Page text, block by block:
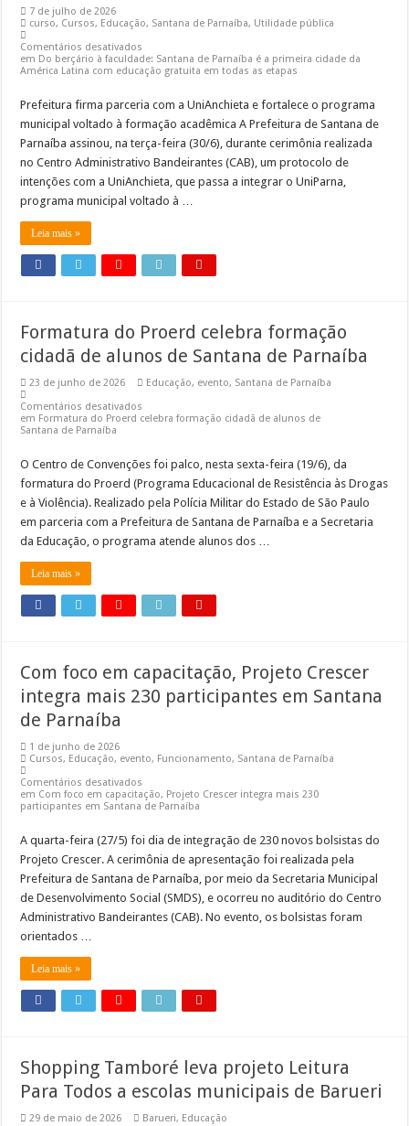
7 de julho de 2026
curso, Cursos, Educação, Santana de Parnaíba, Utilidade pública
Comentários desativados
em Do berçário à faculdade: Santana de Parnaíba é a primeira cidade da
América Latina com educação gratuita em todas as etapas
Prefeitura firma parceria com a UniAnchieta e fortalece o programa
municipal voltado à formação acadêmica A Prefeitura de Santana de
Parnaíba assinou, na terça-feira (30/6), durante cerimônia realizada
no Centro Administrativo Bandeirantes (CAB), um protocolo de
intenções com a UniAnchieta, que passa a integrar o UniParna,
programa municipal voltado à …
Leia mais »
Formatura do Proerd celebra formação
cidadã de alunos de Santana de Parnaíba
23 de junho de 2026 Educação, evento, Santana de Parnaíba
Comentários desativados
em Formatura do Proerd celebra formação cidadã de alunos de
Santana de Parnaíba
O Centro de Convenções foi palco, nesta sexta-feira (19/6), da
formatura do Proerd (Programa Educacional de Resistência às Drogas
e à Violência). Realizado pela Polícia Militar do Estado de São Paulo
em parceria com a Prefeitura de Santana de Parnaíba e a Secretaria
da Educação, o programa atende alunos dos …
Leia mais »
Com foco em capacitação, Projeto Crescer
integra mais 230 participantes em Santana
de Parnaíba
1 de junho de 2026
Cursos, Educação, evento, Funcionamento, Santana de Parnaíba
Comentários desativados
em Com foco em capacitação, Projeto Crescer integra mais 230
participantes em Santana de Parnaíba
A quarta-feira (27/5) foi dia de integração de 230 novos bolsistas do
Projeto Crescer. A cerimônia de apresentação foi realizada pela
Prefeitura de Santana de Parnaíba, por meio da Secretaria Municipal
de Desenvolvimento Social (SMDS), e ocorreu no auditório do Centro
Administrativo Bandeirantes (CAB). No evento, os bolsistas foram
orientados …
Leia mais »
Shopping Tamboré leva projeto Leitura
Para Todos a escolas municipais de Barueri
29 de maio de 2026 Barueri, Educação